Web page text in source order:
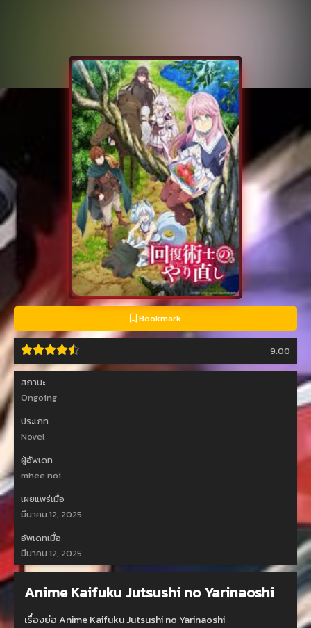
Bookmark
9.00
สถานะ
Ongoing
ประเภท
Novel
ผู้อัพเดท
mhee noi
เผยแพร่เมื่อ
มีนาคม 12, 2025
อัพเดทเมื่อ
มีนาคม 12, 2025
Anime Kaifuku Jutsushi no Yarinaoshi
เรื่องย่อ Anime Kaifuku Jutsushi no Yarinaoshi